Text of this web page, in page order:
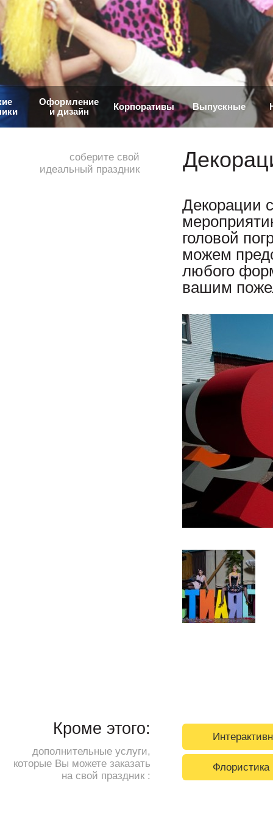
Оформление
и дизайн
Корпоративы Выпускные
соберите свой
идеальный праздник
Декорации
головой
можем
любого
вашим
Кроме этого:
дополнительные услуги,
которые Вы можете заказать
на свой праздник :
Флористика